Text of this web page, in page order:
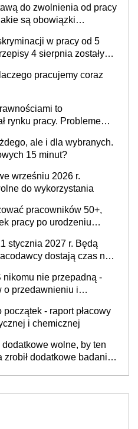
do zwolnienia od pracy
są obowiązki
w pracy od 5
4 sierpnia zostały
pracujemy coraz
to
rynku pracy. Problemem
systemu i
[WYWIAD]
ale i dla wybranych.
15 minut?
wrześniu 2026 r.
do wykorzystania
pracowników 50+,
pracy po urodzeniu
Fundusz na rzecz
stycznia 2027 r. Będą
dostają czas na
nikomu nie przepadną -
o przedawnieniu i
początek - raport płacowy
i chemicznej
wolne, by ten
dodatkowe badania.